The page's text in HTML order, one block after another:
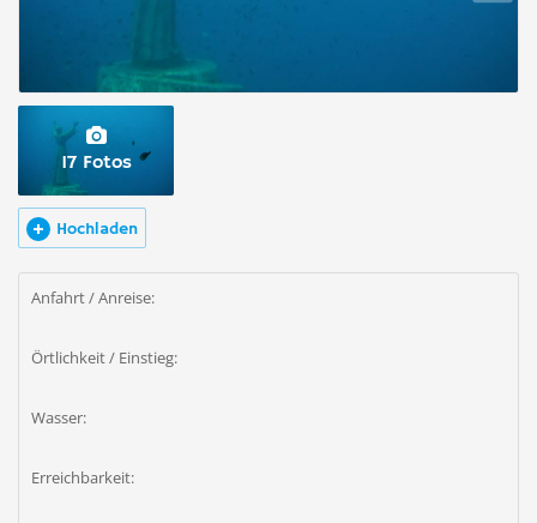
17 Fotos
Hochladen
Anfahrt / Anreise:
Örtlichkeit / Einstieg:
Wasser:
Erreichbarkeit: